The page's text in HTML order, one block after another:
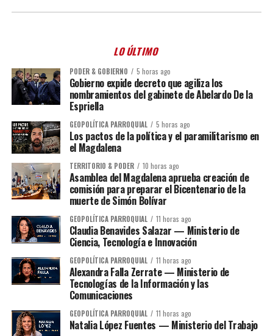
LO ÚLTIMO
PODER & GOBIERNO 5 horas ago
Gobierno expide decreto que agiliza los
nombramientos del gabinete de Abelardo De la
Espriella
GEOPOLÍTICA PARROQUIAL 5 horas ago
Los pactos de la política y el paramilitarismo en
el Magdalena
TERRITORIO & PODER 10 horas ago
Asamblea del Magdalena aprueba creación de
comisión para preparar el Bicentenario de la
muerte de Simón Bolívar
GEOPOLÍTICA PARROQUIAL 11 horas ago
Claudia Benavides Salazar — Ministerio de
Ciencia, Tecnología e Innovación
GEOPOLÍTICA PARROQUIAL 11 horas ago
Alexandra Falla Zerrate — Ministerio de
Tecnologías de la Información y las
Comunicaciones
GEOPOLÍTICA PARROQUIAL 11 horas ago
Natalia López Fuentes — Ministerio del Trabajo